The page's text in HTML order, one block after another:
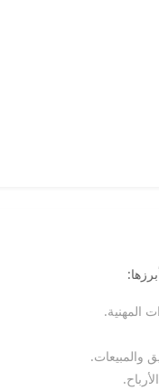
والمبيعات.